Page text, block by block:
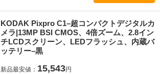
KODAK Pixpro C1–超コンパクトデジタルカ
メラ|13MP BSI CMOS、4倍ズーム、2.8イン
チLCDスクリーン、LEDフラッシュ、内蔵バ
ッテリー–黒
新品最安値： 15,543円